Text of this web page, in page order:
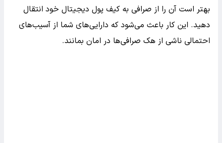
بهتر است آن را از صرافی به کیف پول دیجیتال خود انتقال
دهید. این کار باعث می‌شود که دارایی‌های شما از آسیب‌های
احتمالی ناشی از هک صرافی‌ها در امان بمانند.